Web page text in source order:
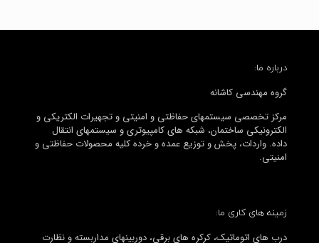
درباره ما:
گروه مهندسی کاشانه
مرکز تخصصی سیستمهای حفاظتی و امنیتی و تجهیرات الکتریکی و
الکترونیکی ساختمان، شبکه های کامپیوتری و سیستمهای انتقال
داده. واردات، پخش و توزیع عمده و خرده کلیه محصولات حفاظتی و
امنیتی.
زمینه های کاری ما:
درب های اتوماتیک، کرکره های برقی، دوربینهای مداربسته و نظارت